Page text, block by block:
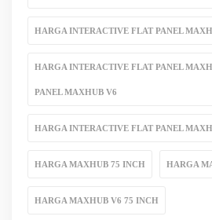
HARGA INTERACTIVE FLAT PANEL
HARGA INTERACTIVE FLAT PANEL
PANEL MAXHUB V6
HARGA INTERACTIVE FLAT PANEL
HARGA MAXHUB 75 INCH HARGA
HARGA MAXHUB V6 75 INCH